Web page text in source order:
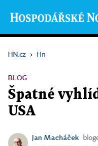
HN.cz › Hn
BLOG
Špatné
USA
Jan Macháček